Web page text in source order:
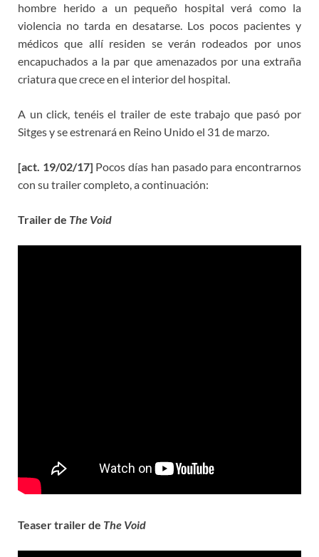
hombre herido a un pequeño hospital verá como la
violencia no tarda en desatarse. Los pocos pacientes y
médicos que allí residen se verán rodeados por unos
encapuchados a la par que amenazados por una extraña
criatura que crece en el interior del hospital.
A un click, tenéis el trailer de este trabajo que pasó por
Sitges y se estrenará en Reino Unido el 31 de marzo.
[act. 19/02/17] Pocos días han pasado para encontrarnos
con su trailer completo, a continuación:
Trailer de The Void
Teaser trailer de The Void